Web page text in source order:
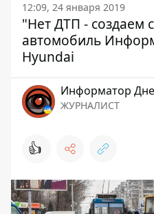
12:09, 24 января 2019
"Нет ДТП - создаем
автомобиль
Hyundai
Информатор
ЖУРНАЛИСТ
👍